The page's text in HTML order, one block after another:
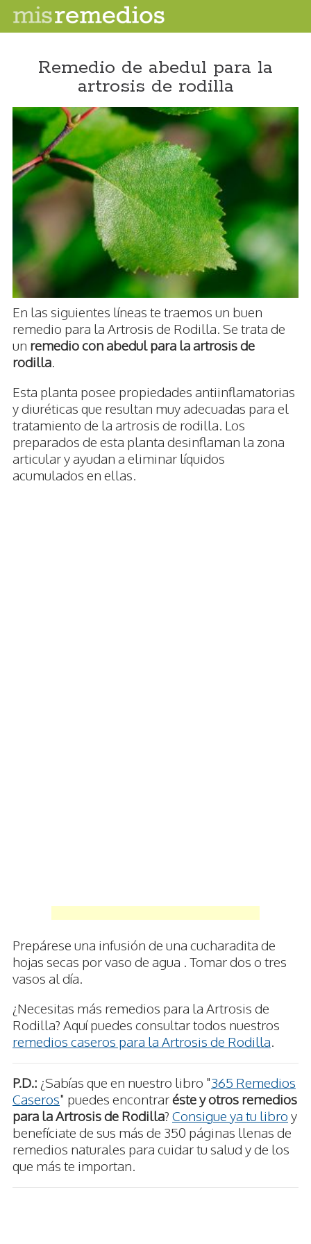
Remedio de abedul para la
artrosis de rodilla
En las siguientes líneas te traemos un buen
remedio para la Artrosis de Rodilla. Se trata de
un remedio con abedul para la artrosis de
rodilla
Esta planta posee propiedades antiinflamatorias
y diuréticas que resultan muy adecuadas para el
tratamiento de la artrosis de rodilla. Los
preparados de esta planta desinflaman la zona
articular y ayudan a eliminar líquidos
acumulados en ellas.
Prepárese una infusión de una cucharadita de
hojas secas por vaso de agua . Tomar dos o tres
vasos al día.
¿Necesitas más remedios para la Artrosis de
Rodilla? Aquí puedes consultar todos nuestros
remedios caseros para la Artrosis de Rodilla
P.D.: ¿Sabías que en nuestro libro "365 Remedios
Caseros" puedes encontraréste y otros remedios
para la Artrosis de Rodilla? Consigue ya tu libro y
benefíciate de sus más de 350 páginas llenas de
remedios naturales para cuidar tu salud y de los
que más te importan.